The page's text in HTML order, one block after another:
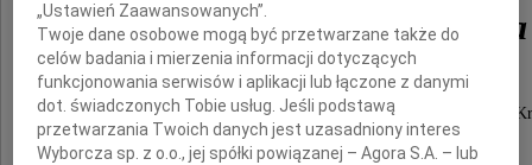
dra Tadeusza Ślęzaka
naukowca, wieloletniego dyrektora
Instytutu Politologii Uniwersytetu Pedagogicznego w
honorowego członka Koła Naukowego
„Ustawień Zaawansowanych”.
Twoje dane osobowe mogą być przetwarzane także do
celów badania i mierzenia informacji dotyczących
funkcjonowania serwisów i aplikacji lub łączone z danymi
dot. świadczonych Tobie usług. Jeśli podstawą
przetwarzania Twoich danych jest uzasadniony interes
Wyborcza sp. z o.o., jej spółki powiązanej – Agora S.A. – lub